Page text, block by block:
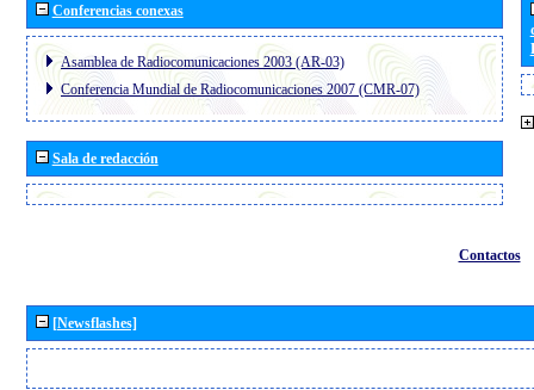
Conferencias conexas
Asamblea de Radiocomunicaciones 2003 (AR-03)
Conferencia Mundial de Radiocomunicaciones 2007 (CMR-07)
Sala de redacción
Contactos
[Newsflashes]